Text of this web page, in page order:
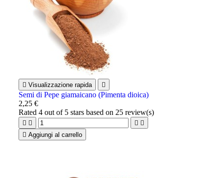
 Visualizzazione rapida 
Semi di Pepe giamaicano (Pimenta dioica)
2,25 €
Rated4 out of 5 stars based on 25 review(s)
   
 Aggiungi al carrello